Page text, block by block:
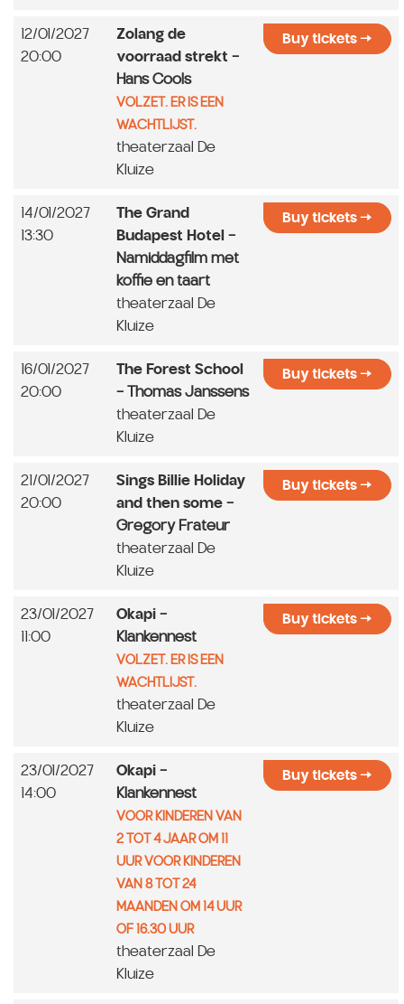
12/01/2027
20:00
Zolang de
voorraad strekt -
Hans Cools
VOLZET. ER IS EEN
WACHTLIJST.
theaterzaal De
Kluize
Buy tickets
14/01/2027
13:30
The Grand
Budapest Hotel -
Namiddagfilm met
koffie en taart
theaterzaal De
Kluize
Buy tickets
16/01/2027
20:00
The Forest School
- Thomas Janssens
theaterzaal De
Kluize
Buy tickets
21/01/2027
20:00
Sings Billie Holiday
and then some -
Gregory Frateur
theaterzaal De
Kluize
Buy tickets
23/01/2027
11:00
Okapi -
Klankennest
VOLZET. ER IS EEN
WACHTLIJST.
theaterzaal De
Kluize
Buy tickets
23/01/2027
14:00
Okapi -
Klankennest
VOOR KINDEREN VAN
2 TOT 4 JAAR OM 11
UUR VOOR KINDEREN
VAN 8 TOT 24
MAANDEN OM 14 UUR
OF 16.30 UUR
theaterzaal De
Kluize
Buy tickets